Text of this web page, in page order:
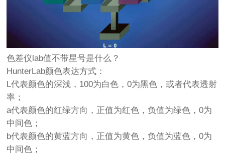
色差仪lab值不带星号是什么？
HunterLab颜色表达方式：
L代表颜色的深浅，100为白色，0为黑色，或者代表透射
率；
a代表颜色的红绿方向，正值为红色，负值为绿色，0为
中间色；
b代表颜色的黄蓝方向，正值为黄色，负值为蓝色，0为
中间色；